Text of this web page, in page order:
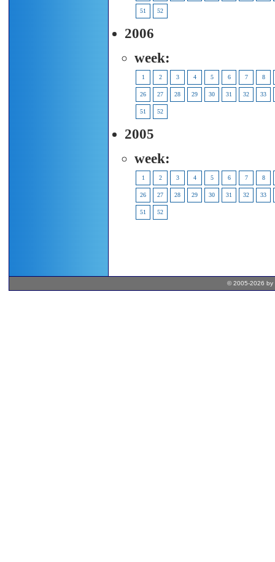
51 52
2006
week:
1 2 3 4 5 6 7 8
26 27 28 29 30 31 32 33
51 52
2005
week:
1 2 3 4 5 6 7 8
26 27 28 29 30 31 32 33
51 52
© 2005-2026 by